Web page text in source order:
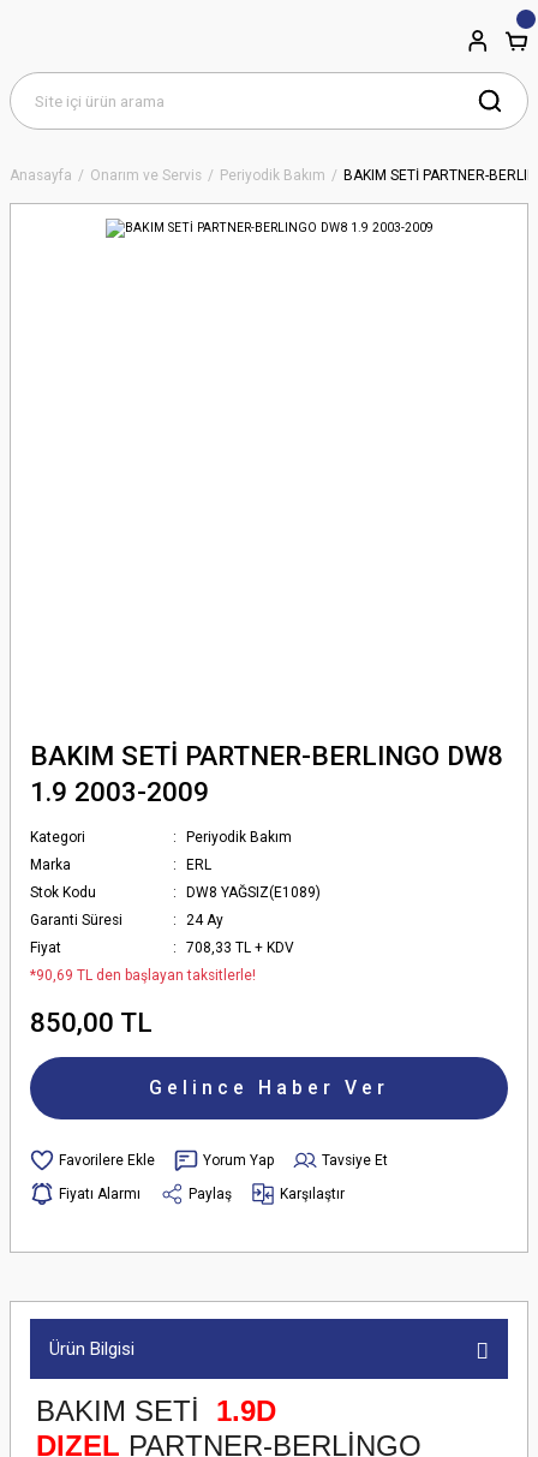
Anasayfa Onarım ve Servis Periyodik Bakım BAKIM SETİ PARTNER-
BAKIM SETİ PARTNER-BERLINGO DW8
1.9 2003-2009
Kategori
Periyodik Bakım
Marka
ERL
Stok Kodu
DW8 YAĞSIZ(E1089)
Garanti Süresi
24 Ay
Fiyat
708,33 TL + KDV
*90,69 TL den başlayan taksitlerle!
850,00 TL
Gelince Haber Ver
Yorum Yap
Tavsiye Et
Fiyatı Alarmı
Paylaş Karşılaştır
Ürün Bilgisi
BAKIM SETİ
1.9D
DIZEL PARTNER-BERLİNGO